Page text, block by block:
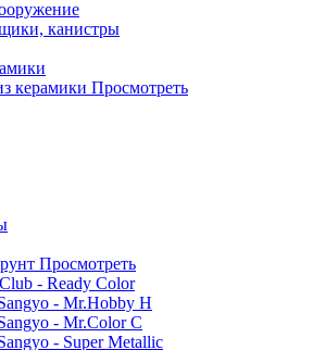
канистры
керамики Просмотреть
Просмотреть
- Ready Color
- Mr.Hobby H
- Mr.Color C
- Super Metallic